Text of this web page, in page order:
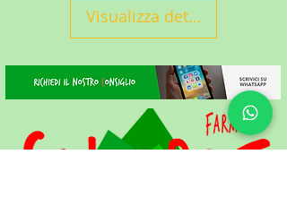
Visualizza dettagli